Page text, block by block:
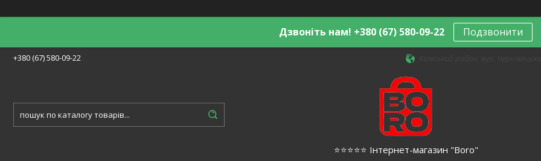
Дзвоніть нам! +380 (67) 580-09-22 Подзвонити
+380 (67) 580-09-22
⭐️⭐️⭐️⭐️⭐️ Інтернет-магазин "Boro"